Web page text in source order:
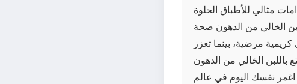
مثالي للأطباق الحلوة
الخالي من الدهون صحة
مرضية، بينما تعزز
باللبن الخالي من الدهون
اغمر نفسك اليوم في عالم